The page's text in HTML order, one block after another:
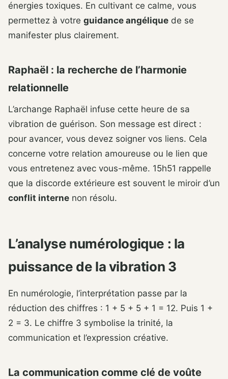
énergies toxiques. En cultivant ce calme, vous
permettez à votre guidance angélique de se
manifester plus clairement.
Raphaël : la recherche de l’harmonie
relationnelle
L’archange Raphaël infuse cette heure de sa
vibration de guérison. Son message est direct :
pour avancer, vous devez soigner vos liens. Cela
concerne votre relation amoureuse ou le lien que
vous entretenez avec vous-même. 15h51 rappelle
que la discorde extérieure est souvent le miroir d’un
conflit interne non résolu.
L’analyse numérologique : la
puissance de la vibration 3
En numérologie, l’interprétation passe par la
réduction des chiffres : 1 + 5 + 5 + 1 = 12. Puis 1 +
2 = 3. Le chiffre 3 symbolise la trinité, la
communication et l’expression créative.
La communication comme clé de voûte